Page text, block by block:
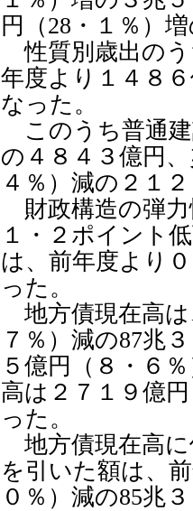
円（28・１％）
性質別歳出のう
年度より１４８
なった。
このうち普通建
の４８４３億円
４％）減の２１
財政構造の弾力
１・２ポイント
は、前年度より
った。
地方債現在高は
７％）減の87兆
５億円（８・６
高は２７１９億
った。
地方債現在高に
を引いた額は、
０％）減の85兆